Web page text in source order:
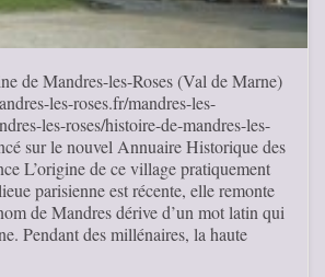
de Mandres-les-Roses (Val de Marne)
les-roses.fr/mandres-les-
les-roses/histoire-de-mandres-les-
sur le nouvel Annuaire Historique des
L’origine de ce village pratiquement
parisienne est récente, elle remonte
de Mandres dérive d’un mot latin qui
Pendant des millénaires, la haute